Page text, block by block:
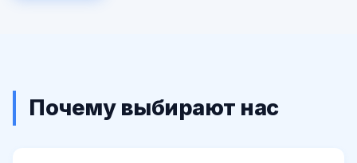
Почему выбирают нас